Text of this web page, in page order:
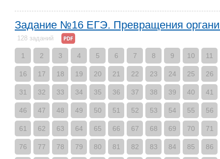
Задание №16 ЕГЭ. Превращения
128 заданий
1 2 3 4 5 6 7 8 9 10 11
16 17 18 19 20 21 22 23 24 25 26
31 32 33 34 35 36 37 38 39 40 41
46 47 48 49 50 51 52 53 54 55 56
61 62 63 64 65 66 67 68 69 70 71
76 77 78 79 80 81 82 83 84 85 86